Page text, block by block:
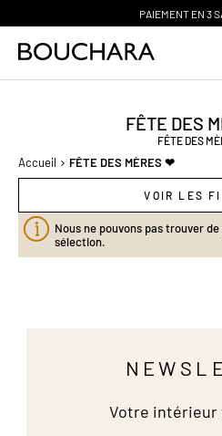
PAIEMENT EN 3
FÊTE DES
FÊTE DES
Accueil FÊTE DES MÈRES ❤
VOIR LES
Nous ne pouvons pas trouver
sélection.
Votre intérieur